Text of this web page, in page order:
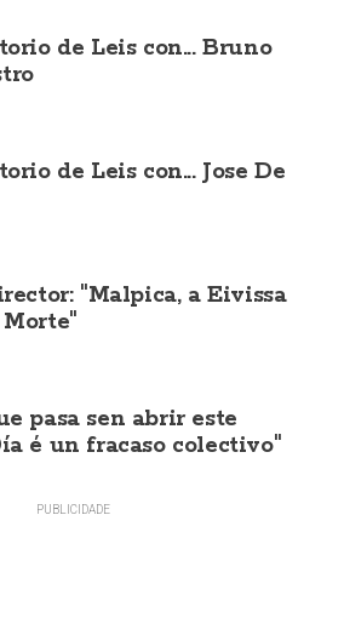
de Leis con... Bruno
de Leis con... Jose De
"Malpica, a Eivissa
pasa sen abrir este
é un fracaso colectivo"